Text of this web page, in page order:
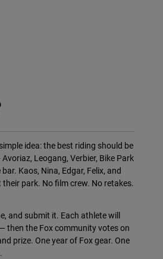
idea: the best riding should be
Leogang, Verbier, Bike Park
Kaos, Nina, Edgar, Felix, and
park. No film crew. No retakes.
and submit it. Each athlete will
then the Fox community votes on
prize. One year of Fox gear. One